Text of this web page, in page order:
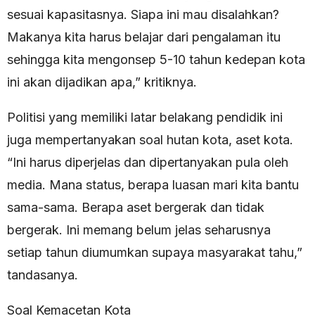
sesuai kapasitasnya. Siapa ini mau disalahkan?
Makanya kita harus belajar dari pengalaman itu
sehingga kita mengonsep 5-10 tahun kedepan kota
ini akan dijadikan apa,” kritiknya.
Politisi yang memiliki latar belakang pendidik ini
juga mempertanyakan soal hutan kota, aset kota.
“Ini harus diperjelas dan dipertanyakan pula oleh
media. Mana status, berapa luasan mari kita bantu
sama-sama. Berapa aset bergerak dan tidak
bergerak. Ini memang belum jelas seharusnya
setiap tahun diumumkan supaya masyarakat tahu,”
tandasanya.
Soal Kemacetan Kota